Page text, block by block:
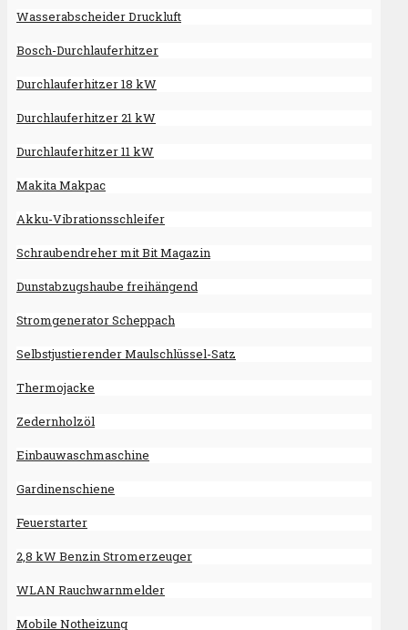
Wasserabscheider Druckluft
Bosch-Durchlauferhitzer
Durchlauferhitzer 18 kW
Durchlauferhitzer 21 kW
Durchlauferhitzer 11 kW
Makita Makpac
Akku-Vibrationsschleifer
Schraubendreher mit Bit Magazin
Dunstabzugshaube freihängend
Stromgenerator Scheppach
Selbstjustierender Maulschlüssel-Satz
Thermojacke
Zedernholzöl
Einbauwaschmaschine
Gardinenschiene
Feuerstarter
2,8 kW Benzin Stromerzeuger
WLAN Rauchwarnmelder
Mobile Notheizung